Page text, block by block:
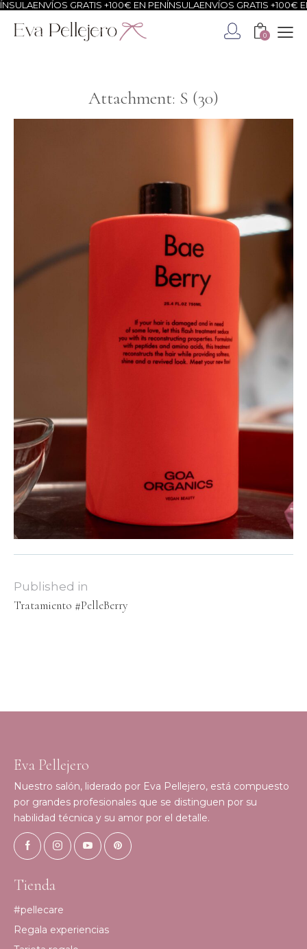
ENVÍOS GRATIS +100€ EN PENÍNSULAENVÍOS GRATIS +100€ EN
0
Attachment: S (30)
Published in
Tratamiento #PelleBerry
Eva Pellejero
Nuestro salón, liderado por Eva Pellejero, está compuesto
por grandes profesionales que se distinguen por su
habilidad técnica y su amor por el detalle.
Tienda
#pellecare
Regala experiencias